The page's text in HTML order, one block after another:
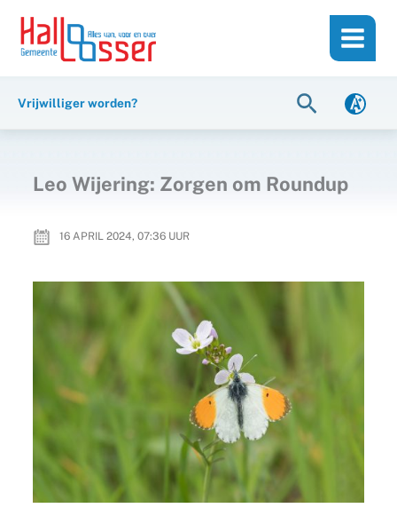
inhoud
naar
Vrijwilliger worden? Zoeken
Leo Wijering: Zorgen om Roundup
16 APRIL 2024, 07:36UUR